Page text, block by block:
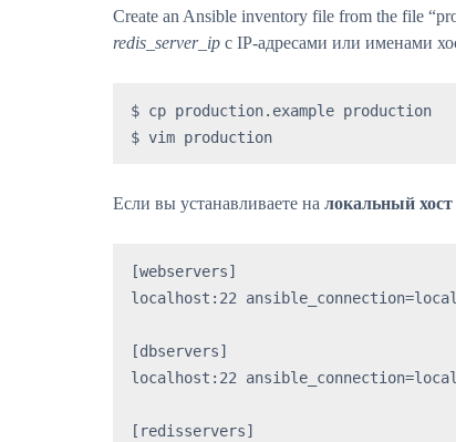
Create an Ansible inventory file from the file
redis_server_ip с IP-адресами или именами
$ cp production.example production
$ vim production
Если вы устанавливаете на локальный хост
[webservers]
localhost:22
[dbservers]
localhost:22
[redisservers]